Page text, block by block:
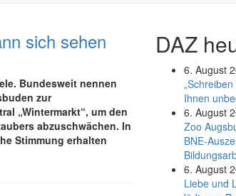
sich sehen
Bundesweit nennen
zur
„Wintermarkt“, um den
abzuschwächen. In
Stimmung erhalten
DAZ
6. August
Ihnen
6. August
Zoo
BNE-
6. August
Liebe und